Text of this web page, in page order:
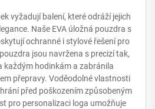
vyžadují balení, které odráží jejich
Naše EVA úložná pouzdra s
ochranné i stylové řešení pro
jsou navržena s precizí tak,
každým hodinkám a zabránila
přepravy. Voděodolné vlastnosti
před poškozením způsobeným
pro personalizaci loga umožňuje